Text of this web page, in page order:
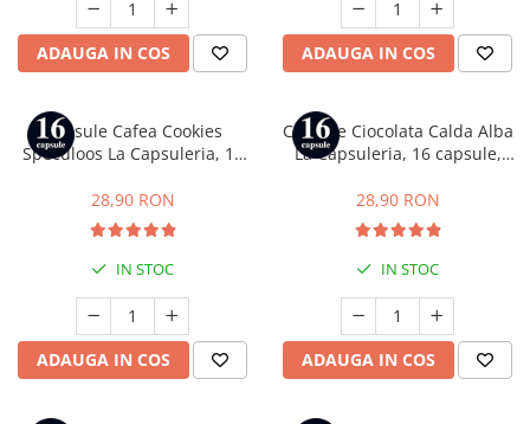
ADAUGA IN COS ADAUGA IN COS
Capsule Cafea Cookies
Speculoos La Capsuleria, 16
Gusto
28,90 RON
IN STOC
ADAUGA IN COS
Capsule Ciocolata Calda Alba
La Capsuleria, 16 capsule,
28,90 RON
IN STOC
ADAUGA IN COS